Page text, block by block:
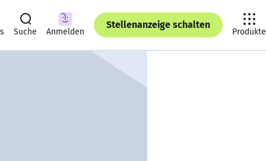
Suche Anmelden
Stellenanzeige schalten
Produkte